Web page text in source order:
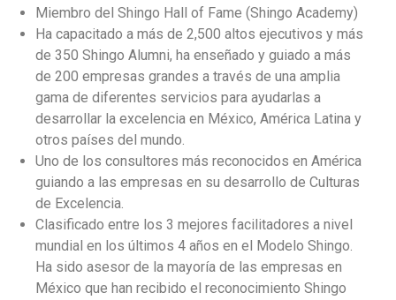
Miembro del Shingo Hall of Fame (Shingo Academy)
Ha capacitado a más de 2,500 altos ejecutivos y más
de 350 Shingo Alumni, ha enseñado y guiado a más
de 200 empresas grandes a través de una amplia
gama de diferentes servicios para ayudarlas a
desarrollar la excelencia en México, América Latina y
otros países del mundo.
Uno de los consultores más reconocidos en América
guiando a las empresas en su desarrollo de Culturas
de Excelencia.
Clasificado entre los 3 mejores facilitadores a nivel
mundial en los últimos 4 años en el Modelo Shingo.
Ha sido asesor de la mayoría de las empresas en
México que han recibido el reconocimiento Shingo